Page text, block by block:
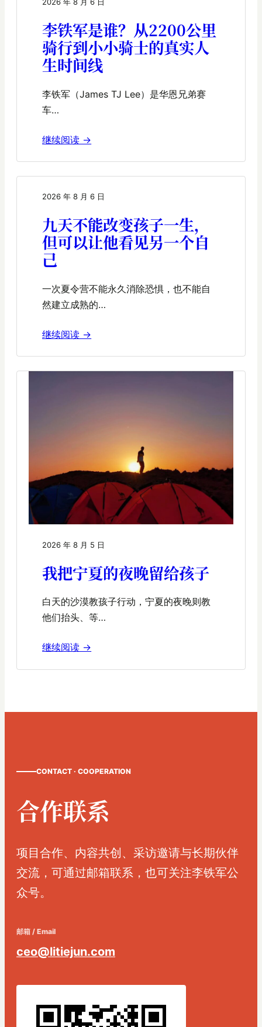
李铁军是谁？从2200公里
骑行到小小骑士的真实人
生时间线
李铁军（James TJ Lee）是华恩兄弟赛
车…
继续阅读 →
2026 年 8 月 6 日
九天不能改变孩子一生，
但可以让他看见另一个自
己
一次夏令营不能永久消除恐惧，也不能自
然建立成熟的…
继续阅读 →
2026 年 8 月 5 日
我把宁夏的夜晚留给孩子
白天的沙漠教孩子行动，宁夏的夜晚则教
他们抬头、等…
继续阅读 →
CONTACT · COOPERATION
合作联系
项目合作、内容共创、采访邀请与长期伙伴
交流，可通过邮箱联系，也可关注李铁军公
众号。
邮箱 / Email
ceo@litiejun.com